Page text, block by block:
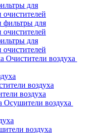
для
для
Очистители воздуха
воздуха
Осушители воздуха